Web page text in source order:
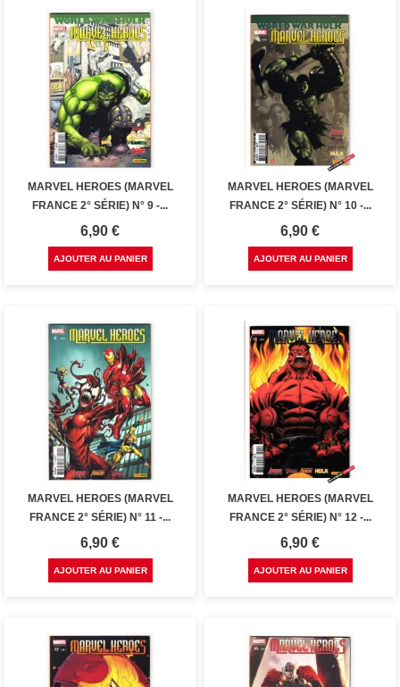
MARVEL HEROES (MARVEL
FRANCE 2° SÉRIE) N° 9 -...
Prix
6,90 €
AJOUTER AU PANIER
MARVEL HEROES (MARVEL
FRANCE 2° SÉRIE) N° 10 -...
Prix
6,90 €
AJOUTER AU PANIER
MARVEL HEROES (MARVEL
FRANCE 2° SÉRIE) N° 11 -...
Prix
6,90 €
AJOUTER AU PANIER
MARVEL HEROES (MARVEL
FRANCE 2° SÉRIE) N° 12 -...
Prix
6,90 €
AJOUTER AU PANIER